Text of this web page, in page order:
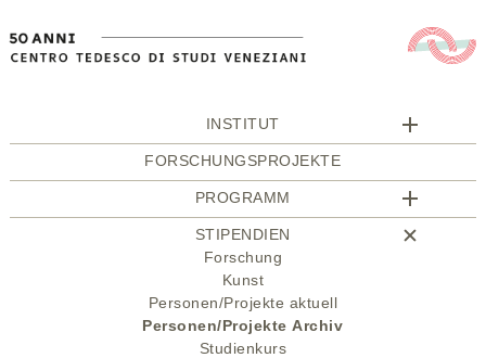
INSTITUT
FORSCHUNGSPROJEKTE
PROGRAMM
STIPENDIEN
Forschung
Kunst
Personen/Projekte aktuell
Personen/Projekte Archiv
Studienkurs